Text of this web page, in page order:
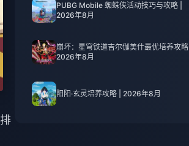
PUBG Mobile 蜘蛛侠活动技巧与攻略 |
2026年8月
崩坏：星穹铁道吉尔伽美什最优培养攻略 |
2026年8月
阳阳·玄灵培养攻略 | 2026年8月